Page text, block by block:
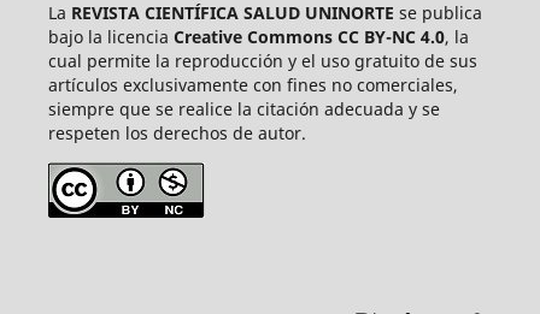
La REVISTA CIENTÍFICA SALUD UNINORTE se publica
bajo la licencia Creative Commons CC BY-NC 4.0, la
cual permite la reproducción y el uso gratuito de sus
artículos exclusivamente con fines no comerciales,
siempre que se realice la citación adecuada y se
respeten los derechos de autor.